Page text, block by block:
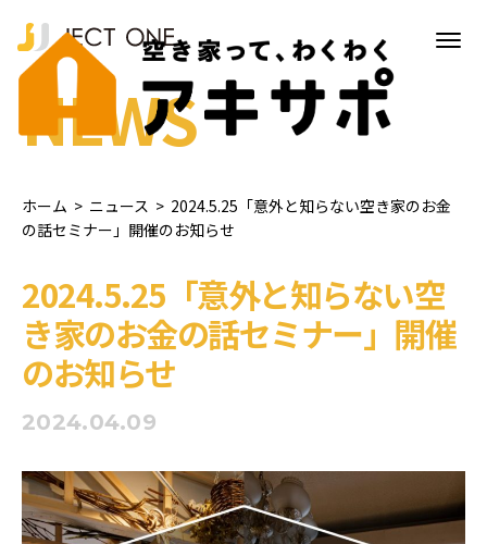
NEWS
ホーム > ニュース > 2024.5.25「意外と知らない空き家のお金
の話セミナー」開催のお知らせ
2024.5.25「意外と知らない空
き家のお金の話セミナー」開催
のお知らせ
2024.04.09